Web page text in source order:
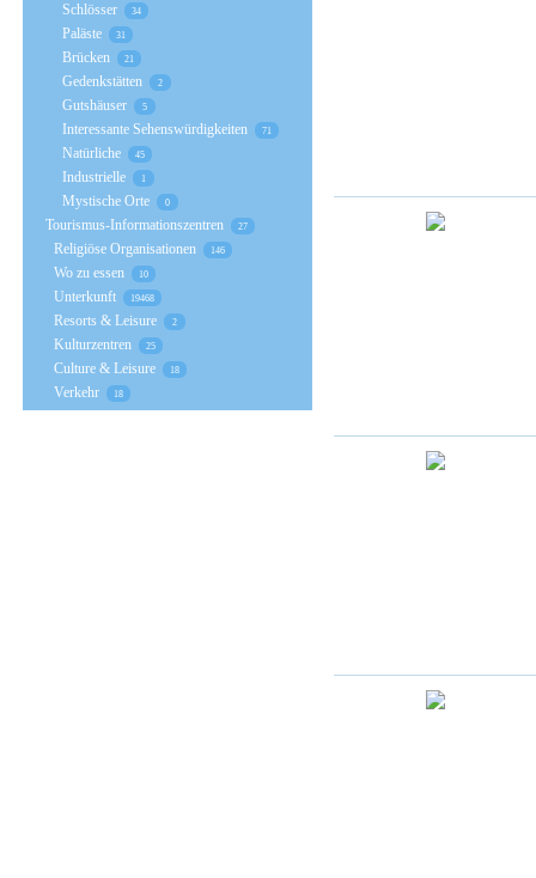
Schlösser 34
Paläste 31
Brücken 21
Gedenkstätten 2
Gutshäuser 5
Interessante Sehenswürdigkeiten 71
Natürliche 45
Industrielle 1
Mystische Orte 0
Tourismus-Informationszentren 27
Religiöse Organisationen 146
Wo zu essen 10
Unterkunft 19468
Resorts & Leisure 2
Kulturzentren 25
Culture & Leisure 18
Verkehr 18